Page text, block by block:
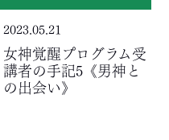
2023.05.21
女神覚醒プログラム受
講者の手記5《男神と
の出会い》